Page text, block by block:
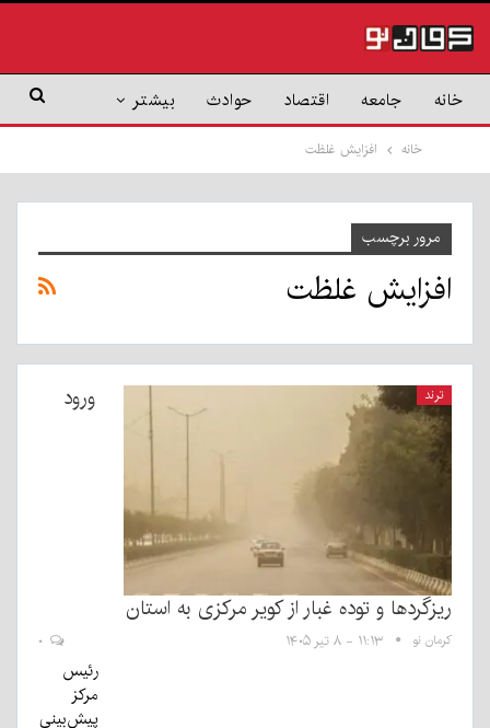
خانه جامعه اقتصاد حوادث بیشتر
خانه افزایش غلظت
مرور برچسب
افزایش غلظت
ترند ورود
ریزگردها و توده غبار از کویر مرکزی به استان
کرمان نو ۱۱:۱۳ - ۸ تیر ۱۴۰۵
رئیس
مرکز
پیش‌بینی